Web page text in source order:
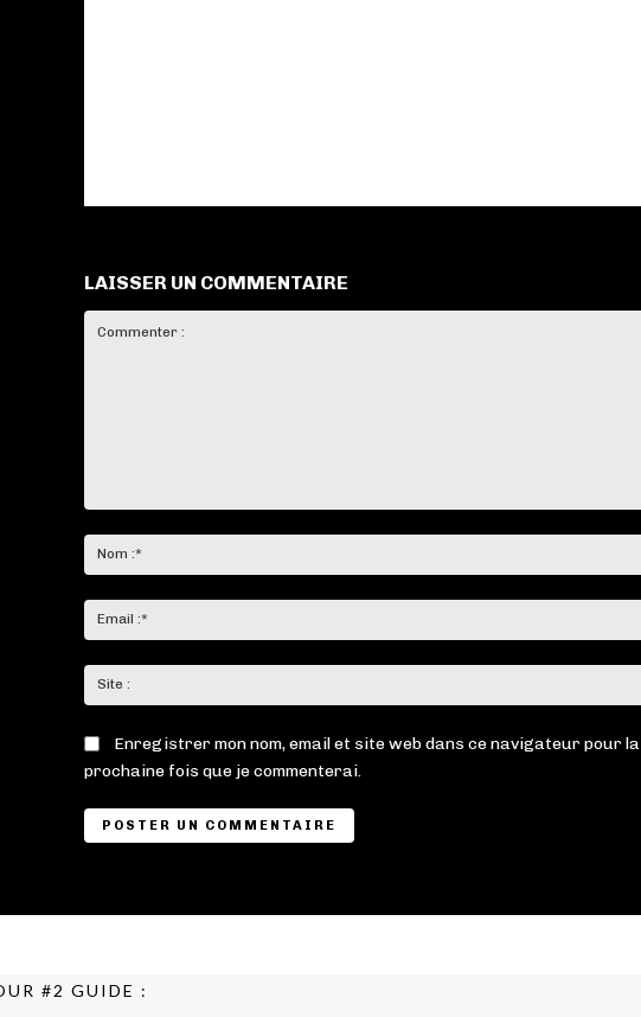
LAISSER UN COMMENTAIRE
Enregistrer mon nom, email et site web dans ce navigateur pour la
prochaine fois que je commenterai.
#2 GUIDE :